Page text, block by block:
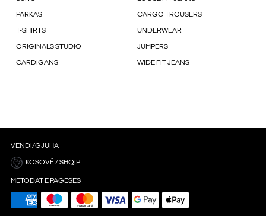
PARKAS CARGO TROUSERS
T-SHIRTS UNDERWEAR
ORIGINALS STUDIO JUMPERS
CARDIGANS WIDE FIT JEANS
VENDI/GJUHA
KOSOVË / SHQIP
METODAT E PAGESËS